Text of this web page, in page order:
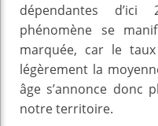
dépendantes
phénomène se
marquée, car le
légèrement la
âge s’annonce donc
notre territoire.